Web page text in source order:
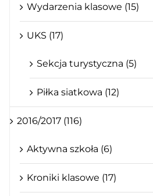
Wydarzenia klasowe (15)
UKS (17)
Sekcja turystyczna (5)
Piłka siatkowa (12)
2016/2017 (116)
Aktywna szkoła (6)
Kroniki klasowe (17)